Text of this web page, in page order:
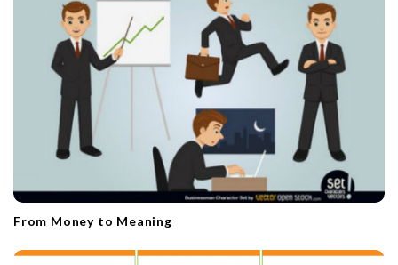
From Money to Meaning